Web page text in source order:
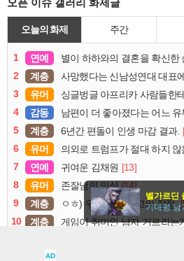
오픈 이슈 갤러리 화제글
오늘의 화제 주간
1 연예 별이 하하와의 결혼을 확신한
2
계층 사망했다는 신남성연대 대표
3
유머 싱글벙글 아프리카 사람들한
4
감동 남편이 더 좋아졌다는 어느 유
5
계층 6년간 편돌이 인생 마감 결과.
6
유머 의외로 트럼프가 절대 하지 않
7
연예 귀여운 김채원 [13]
8
유머 존잘남의 인성 [14]
9
계층 ㅇㅎ) 우중 캠핑 최고의 장점.
10
계층 게임이 취미인 남자 거르라는
AD
벨가르딘
기대평 남